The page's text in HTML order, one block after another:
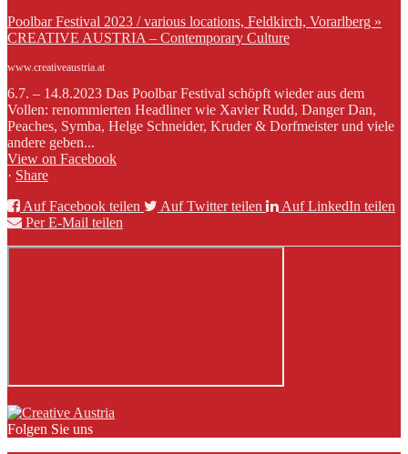
Poolbar Festival 2023 / various locations, Feldkirch, Vorarlberg »
CREATIVE AUSTRIA – Contemporary Culture
www.creativeaustria.at
6.7. – 14.8.2023 Das Poolbar Festival schöpft wieder aus dem
Vollen: renommierten Headliner wie Xavier Rudd, Danger Dan,
Peaches, Symba, Helge Schneider, Kruder & Dorfmeister und viele
andere geben...
View on Facebook
· Share
Auf Facebook teilen
Auf Twitter teilen
Auf LinkedIn teilen
Per E-Mail teilen
Folgen Sie uns